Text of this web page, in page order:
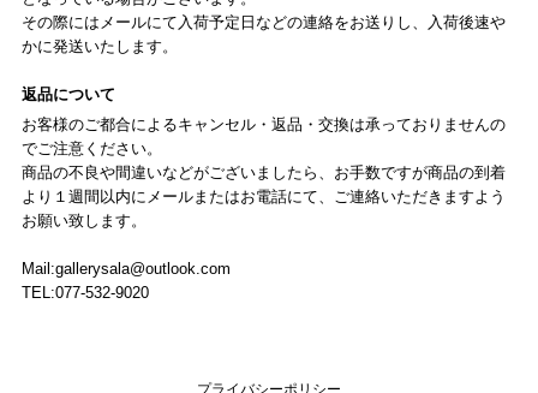
その際にはメールにて入荷予定日などの連絡をお送りし、入荷後速や
かに発送いたします。
返品について
お客様のご都合によるキャンセル・返品・交換は承っておりませんの
でご注意ください。
商品の不良や間違いなどがございましたら、お手数ですが商品の到着
より１週間以内にメールまたはお電話にて、ご連絡いただきますよう
お願い致します。
Mail:gallerysala@outlook.com
TEL:077-532-9020
プライバシーポリシー